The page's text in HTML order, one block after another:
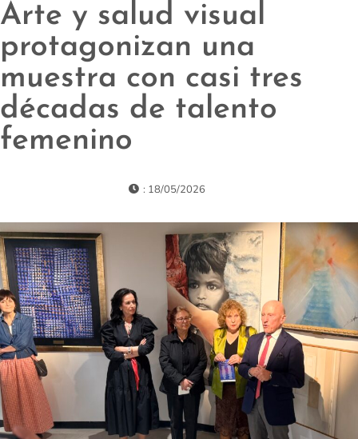
Arte y salud visual
protagonizan una
muestra con casi tres
décadas de talento
femenino
: 18/05/2026